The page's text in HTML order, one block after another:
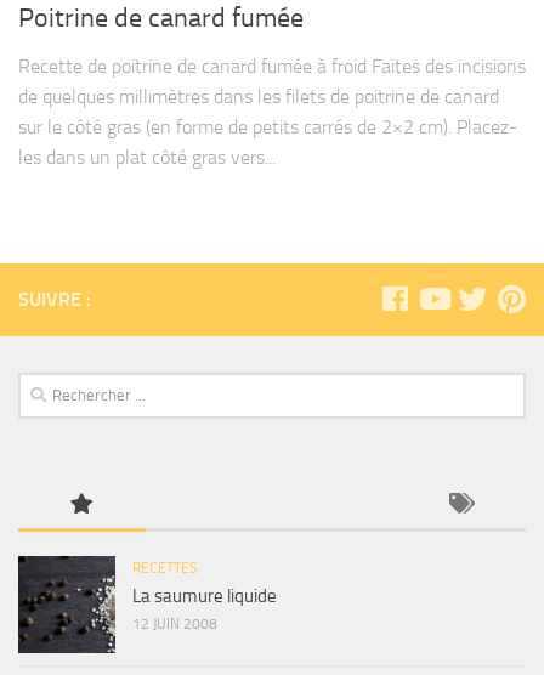
Poitrine de canard fumée
Recette de poitrine de canard fumée à froid Faites des incisions
de quelques millimètres dans les filets de poitrine de canard
sur le côté gras (en forme de petits carrés de 2×2 cm). Placez-
les dans un plat côté gras vers...
SUIVRE :
RECETTES
La saumure liquide
12 JUIN 2008